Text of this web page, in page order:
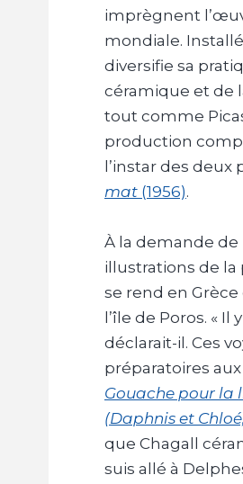
imprègnent
mondiale.
diversifie sa
céramique et de
tout comme
production
l’instar des deux
mat (1956).
À la demande de
illustrations de la
se rend en Grèce
l’île de Poros. «
déclarait-il. Ces
préparatoires
Gouache pour la
(Daphnis et
que Chagall
suis allé à